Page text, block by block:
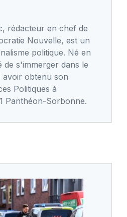
rédacteur en chef de
Nouvelle, est un
politique. Né en
de s'immerger dans le
avoir obtenu son
Politiques à
Panthéon-Sorbonne.